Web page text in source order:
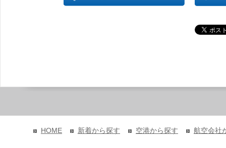
HOME 新着から探す 空港から探す 航空会社